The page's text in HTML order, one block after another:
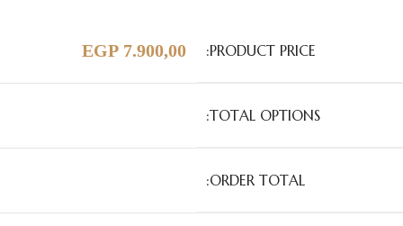
PRODUCT PRICE:
7.900,00
EGP
TOTAL OPTIONS:
ORDER TOTAL: